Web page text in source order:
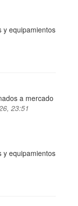
y equipamientos
a mercado
23:51
y equipamientos